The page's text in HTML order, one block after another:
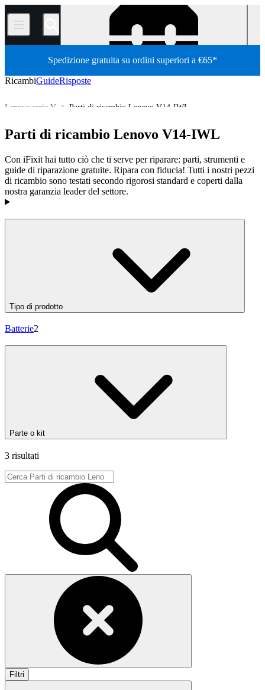
/
Spedizione gratuita su ordini superiori a €65*
RicambiGuideRisposte
Parti di ricambio Lenovo V14-IWL
Lenovo serie V
Parti di ricambio Lenovo V14-IWL
Con iFixit hai tutto ciò che ti serve per riparare: parti, strumenti e
guide di riparazione gratuite. Ripara con fiducia! Tutti i nostri pezzi
di ricambio sono testati secondo rigorosi standard e coperti dalla
nostra garanzia leader del settore.
Prodotti
Tipo di prodotto
Batterie2
Parte o kit
3 risultati
Filtri